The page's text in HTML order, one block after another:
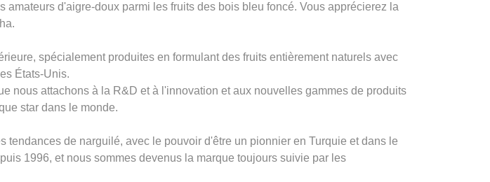
d'aigre-doux parmi les fruits des bois bleu foncé. Vous apprécierez la
spécialement produites en formulant des fruits entièrement naturels avec
États-Unis.
nous attachons à la R&D et à l'innovation et aux nouvelles gammes de produits
star dans le monde.
de narguilé, avec le pouvoir d'être un pionnier en Turquie et dans le
1996, et nous sommes devenus la marque toujours suivie par les